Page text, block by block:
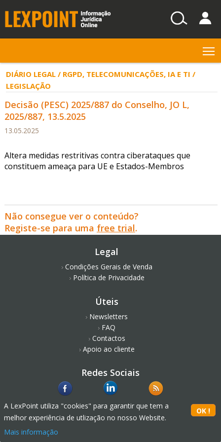
DIÁRIO LEGAL / RGPD, TELECOMUNICAÇÕES, IA E TI /
LEGISLAÇÃO
Decisão (PESC) 2025/887 do Conselho, JO L,
2025/887, 13.5.2025
13.05.2025
Altera medidas restritivas contra ciberataques que
constituem ameaça para UE e Estados-Membros
Não consegue ver o conteúdo?
Registe-se para uma free trial.
Legal
Condições Gerais de Venda
Política de Privacidade
Úteis
Newsletters
FAQ
Contactos
Apoio ao cliente
Redes Sociais
A LexPoint utiliza "cookies" para garantir que tem a
melhor experiência de utlização no nosso Website.
Mais informação